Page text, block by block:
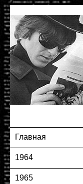
Главная
1964
1965